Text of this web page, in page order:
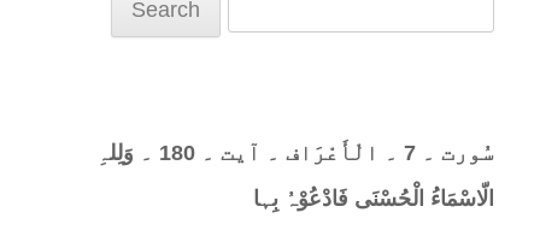
سُورت ۔ 7 ۔ الْأَعْرَاف ۔ آیت ۔ 180 ۔ وَلِلہِ
الّاسْمَاءُ الْحُسْنَی فَادْعُوْہُ بِہا